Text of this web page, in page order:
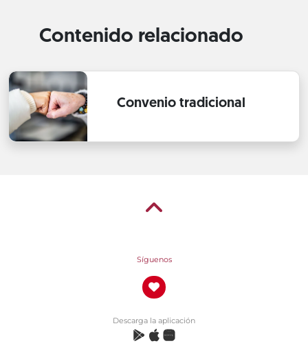
Contenido relacionado
Convenio tradicional
Síguenos
Descarga la aplicación